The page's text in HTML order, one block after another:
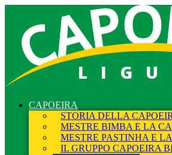
CAPOEIRA
STORIA DELLA
MESTRE BIMBA E LA
MESTRE PASTINHA E
IL GRUPPO CAPOEIRA